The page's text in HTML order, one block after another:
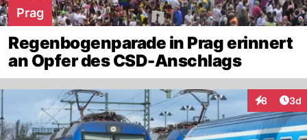
Prag
Regenbogenparade in Prag erinnert
an Opfer des CSD-Anschlags
8 3d